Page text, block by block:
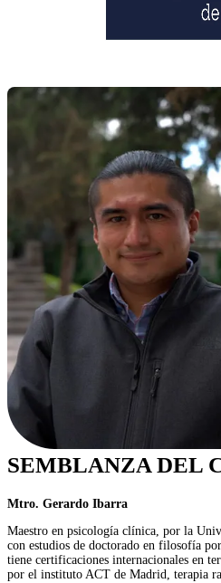
SEMBLANZA DEL
Mtro. Gerardo Ibarra
Maestro en psicología clínica, por la
con estudios de doctorado en filosofía
tiene certificaciones internacionales en
por el instituto ACT de Madrid, terapia